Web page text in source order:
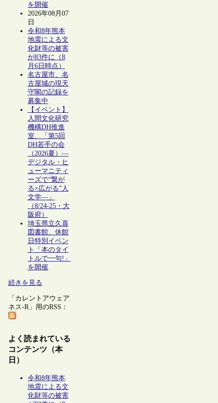
を開催
2026年08月07
日
令和8年熊本
地震による文
化財等の被害
が83件に（8
月6日時点）
名古屋市、名
古屋城の現天
守閣の記録を
募集中
【イベント】
人間文化研究
機構DH推進
室、「第5回
DH若手の会
（2026夏）―
デジタル・ヒ
ューマニティ
ーズで“繋が
る×広がる”人
文学―」
（8/24-25・大
阪府）
埼玉県立久喜
図書館、休館
日特別イベン
ト「本のタイ
トルで一句!」
を開催
続きを見る
「カレントアウェア
ネス-R」用のRSS：
よく読まれている
コンテンツ（本
日）
令和8年熊本
地震による文
化財等の被害